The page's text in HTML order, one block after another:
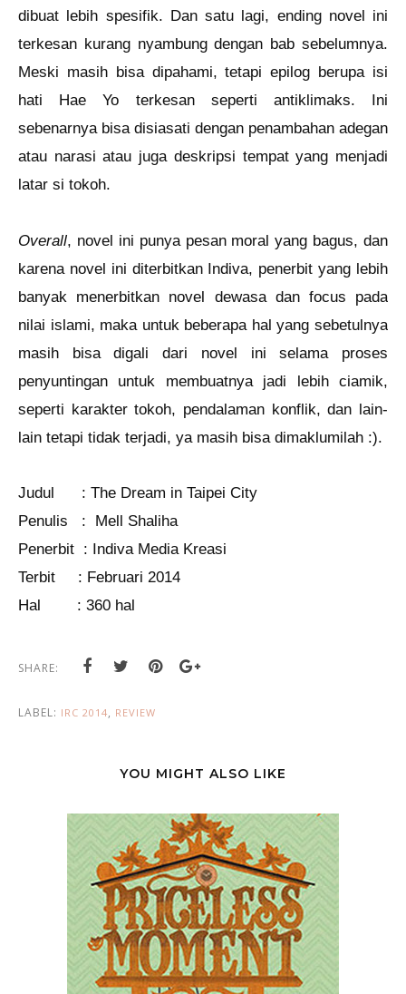
dibuat lebih spesifik. Dan satu lagi, ending novel ini
terkesan kurang nyambung dengan bab sebelumnya.
Meski masih bisa dipahami, tetapi epilog berupa isi
hati Hae Yo terkesan seperti antiklimaks. Ini
sebenarnya bisa disiasati dengan penambahan adegan
atau narasi atau juga deskripsi tempat yang menjadi
latar si tokoh.
Overall, novel ini punya pesan moral yang bagus, dan
karena novel ini diterbitkan Indiva, penerbit yang lebih
banyak menerbitkan novel dewasa dan focus pada
nilai islami, maka untuk beberapa hal yang sebetulnya
masih bisa digali dari novel ini selama proses
penyuntingan untuk membuatnya jadi lebih ciamik,
seperti karakter tokoh, pendalaman konflik, dan lain-
lain tetapi tidak terjadi, ya masih bisa dimaklumilah :).
Judul : The Dream in Taipei City
Penulis : Mell Shaliha
Penerbit : Indiva Media Kreasi
Terbit : Februari 2014
Hal : 360 hal
SHARE:
LABEL: IRC 2014, REVIEW
YOU MIGHT ALSO LIKE